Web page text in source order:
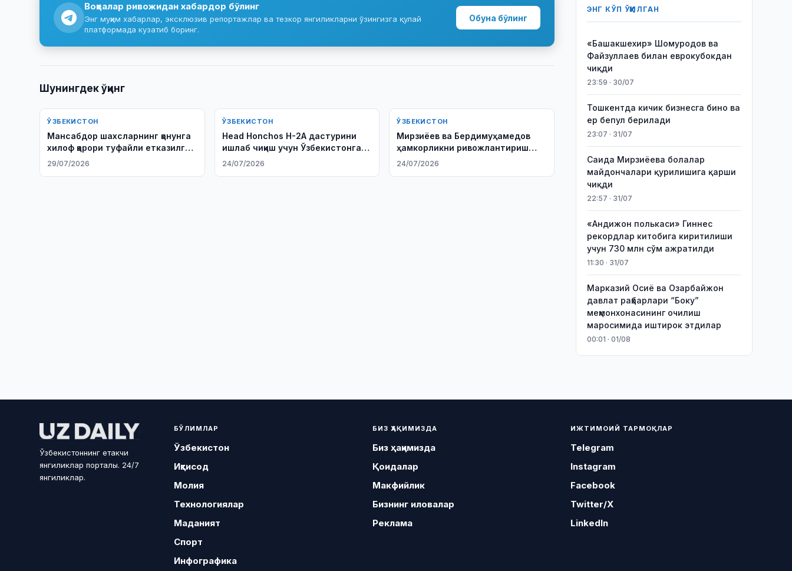
Воқеалар ривожидан хабардор бўлинг
Энг муҳим хабарлар, эксклюзив репортажлар ва тезкор янгиликларни ўзингизга қулай
платформада кузатиб боринг.
Обуна бўлинг
Шунингдек ўқинг
ЎЗБЕКИСТОН
Мансабдор шахсларнинг қонунга
хилоф қарори туфайли етказилган
зарарни қоплаш тартиби
29/07/2026
ЎЗБЕКИСТОН
Head Honchos H-2А дастурини
ишлаб чиқиш учун Ўзбекистонга
ташриф буюради
24/07/2026
ЎЗБЕКИСТОН
Мирзиёев ва Бердимуҳамедов
ҳамкорликни ривожлантириш
масалаларини муҳокама қилишди
24/07/2026
ЭНГ КЎП ЎҚИЛГАН
«Башакшехир» Шомуродов ва
Файзуллаев билан еврокубокдан
чиқди
23:59 · 30/07
Тошкентда кичик бизнесга бино ва
ер бепул берилади
23:07 · 31/07
Саида Мирзиёева болалар
майдончалари қурилишига қарши
чиқди
22:57 · 31/07
«Андижон полькаси» Гиннес
рекордлар китобига киритилиши
учун 730 млн сўм ажратилди
11:30 · 31/07
Марказий Осиё ва Озарбайжон
давлат раҳбарлари “Боку”
меҳмонхонасининг очилиш
маросимида иштирок этдилар
00:01 · 01/08
Ўзбекистоннинг етакчи
янгиликлар порталы. 24/7
янгиликлар.
БЎЛИМЛАР
Ўзбекистон
Иқтисод
Молия
Технологиялар
Маданият
Спорт
Инфографика
БИЗ ҲАҚИМИЗДА
Биз ҳақимизда
Қоидалар
Макфийлик
Бизнинг иловалар
Реклама
ИЖТИМОИЙ ТАРМОҚЛАР
Telegram
Instagram
Facebook
Twitter/X
LinkedIn